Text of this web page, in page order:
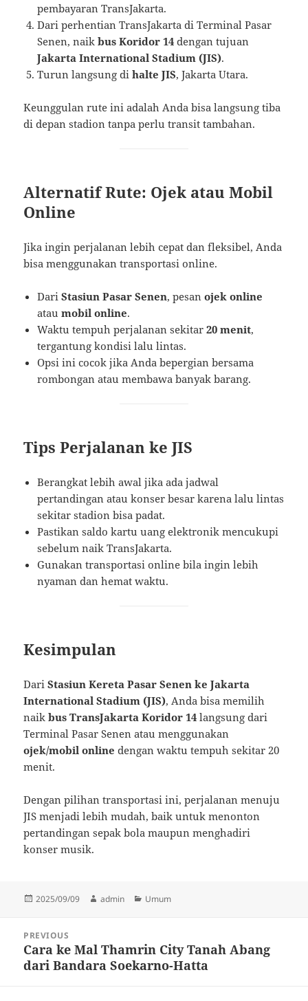
pembayaran TransJakarta.
Dari perhentian TransJakarta di Terminal Pasar
Senen, naikbus Koridor 14 dengan tujuan
Jakarta International Stadium (JIS).
Turun langsung dihalte JIS, Jakarta Utara.
Keunggulan rute ini adalah Anda bisa langsung tiba
di depan stadion tanpa perlu transit tambahan.
Alternatif Rute: Ojek atau Mobil
Online
Jika ingin perjalanan lebih cepat dan fleksibel, Anda
bisa menggunakan transportasi online.
DariStasiun Pasar Senen, pesanojek online
ataumobil online.
Waktu tempuh perjalanan sekitar20 menit,
tergantung kondisi lalu lintas.
Opsi ini cocok jika Anda bepergian bersama
rombongan atau membawa banyak barang.
Tips Perjalanan ke JIS
Berangkat lebih awal jika ada jadwal
pertandingan atau konser besar karena lalu lintas
sekitar stadion bisa padat.
Pastikan saldo kartu uang elektronik mencukupi
sebelum naik TransJakarta.
Gunakan transportasi online bila ingin lebih
nyaman dan hemat waktu.
Kesimpulan
DariStasiun Kereta Pasar Senen ke Jakarta
International Stadium (JIS), Anda bisa memilih
naikbus TransJakarta Koridor 14 langsung dari
Terminal Pasar Senen atau menggunakan
ojek/mobil online dengan waktu tempuh sekitar 20
menit.
Dengan pilihan transportasi ini, perjalanan menuju
JIS menjadi lebih mudah, baik untuk menonton
pertandingan sepak bola maupun menghadiri
konser musik.
Posted
2025/09/09 Author
admin Categories
Umum
navigation
PREVIOUS
Previous
post:
Cara ke Mal Thamrin City Tanah Abang
dari Bandara Soekarno-Hatta